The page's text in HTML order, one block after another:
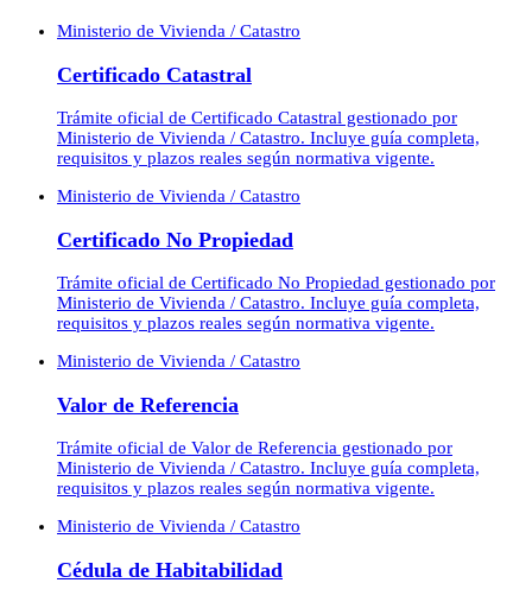
Ministerio de Vivienda / Catastro
Certificado Catastral
Trámite oficial de Certificado Catastral gestionado por
Ministerio de Vivienda / Catastro. Incluye guía completa,
requisitos y plazos reales según normativa vigente.
Ministerio de Vivienda / Catastro
Certificado No Propiedad
Trámite oficial de Certificado No Propiedad gestionado por
Ministerio de Vivienda / Catastro. Incluye guía completa,
requisitos y plazos reales según normativa vigente.
Ministerio de Vivienda / Catastro
Valor de Referencia
Trámite oficial de Valor de Referencia gestionado por
Ministerio de Vivienda / Catastro. Incluye guía completa,
requisitos y plazos reales según normativa vigente.
Ministerio de Vivienda / Catastro
Cédula de Habitabilidad